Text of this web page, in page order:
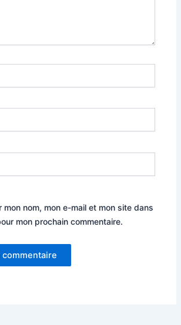
mon nom, mon e-mail et mon site dans
mon prochain commentaire.